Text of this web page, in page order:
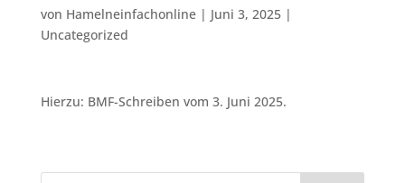
von Hamelneinfachonline| Juni 3, 2025|
Uncategorized
Hierzu: BMF-Schreiben vom 3. Juni 2025.